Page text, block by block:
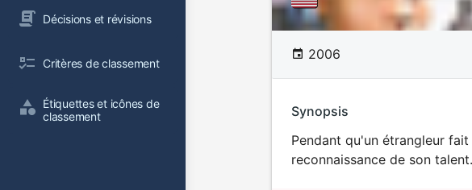
Décisions et révisions
Critères de classement
Étiquettes et icônes de
classement
2006
Synopsis
Pendant qu'un étrangleur
reconnaissance de son